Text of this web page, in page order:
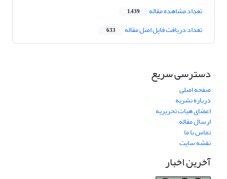
تعداد مشاهده مقاله 1,439
تعداد دریافت فایل اصل مقاله 633
دسترسی سریع
صفحه اصلی
درباره نشریه
اعضای هیات تحریریه
ارسال مقاله
تماس با ما
نقشه سایت
آخرین اخبار